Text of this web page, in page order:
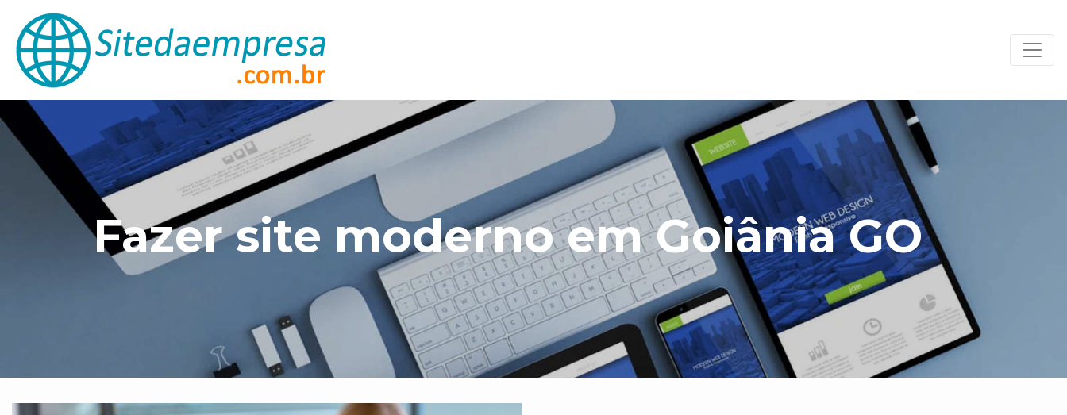
Fazer site moderno em Goiânia GO